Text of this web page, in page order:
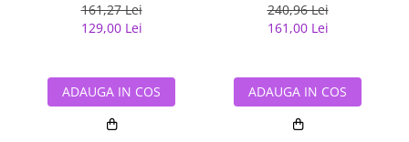
161,27 Lei
129,00 Lei
ADAUGA IN COS
240,96 Lei
161,00 Lei
ADAUGA IN COS